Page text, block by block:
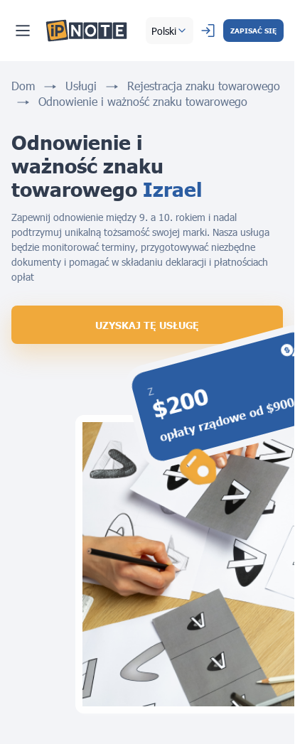
Polski ZAPISAĆ SIĘ
Dom Usługi
Rejestracja znaku towarowego
Odnowienie i ważność znaku towarowego
Odnowienie i
ważność znaku
towarowego Izrael
Z
$200
opłaty rządowe od $900
Zapewnij odnowienie między 9. a 10. rokiem i nadal
podtrzymuj unikalną tożsamość swojej marki. Nasza usługa
będzie monitorować terminy, przygotowywać niezbędne
dokumenty i pomagać w składaniu deklaracji i płatnościach
opłat
UZYSKAJ TĘ USŁUGĘ